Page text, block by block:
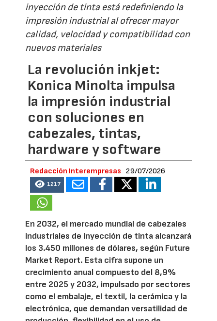
inyección de tinta está redefiniendo la
impresión industrial al ofrecer mayor
calidad, velocidad y compatibilidad con
nuevos materiales
La revolución inkjet:
Konica Minolta impulsa
la impresión industrial
con soluciones en
cabezales, tintas,
hardware y software
Redacción Interempresas 29/07/2026
1217
En 2032, el mercado mundial de cabezales
industriales de inyección de tinta alcanzará
los 3.450 millones de dólares, según Future
Market Report. Esta cifra supone un
crecimiento anual compuesto del 8,9%
entre 2025 y 2032, impulsado por sectores
como el embalaje, el textil, la cerámica y la
electrónica, que demandan versatilidad de